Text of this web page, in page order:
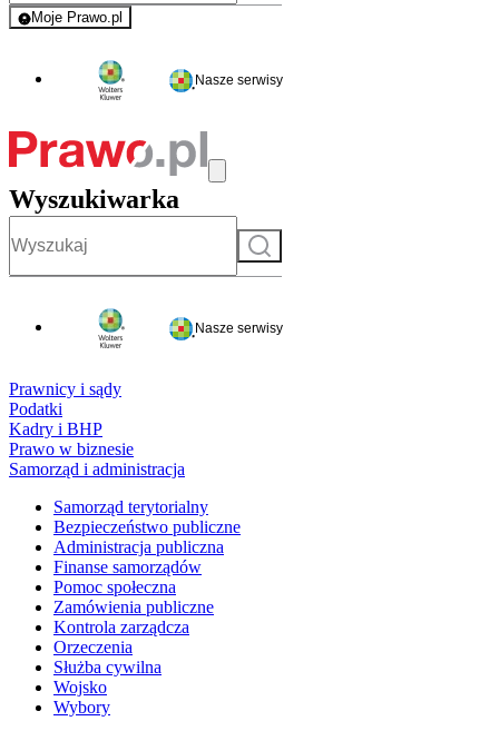
Moje Prawo.pl
- rejestracja i logowanie do serwisu
Nasze serwisy
Wyszukiwarka
Szukaj
Nasze serwisy
Prawnicy i sądy
Podatki
Kadry i BHP
Prawo w biznesie
Samorząd i administracja
Samorząd terytorialny
Bezpieczeństwo publiczne
Administracja publiczna
Finanse samorządów
Pomoc społeczna
Zamówienia publiczne
Kontrola zarządcza
Orzeczenia
Służba cywilna
Wojsko
Wybory